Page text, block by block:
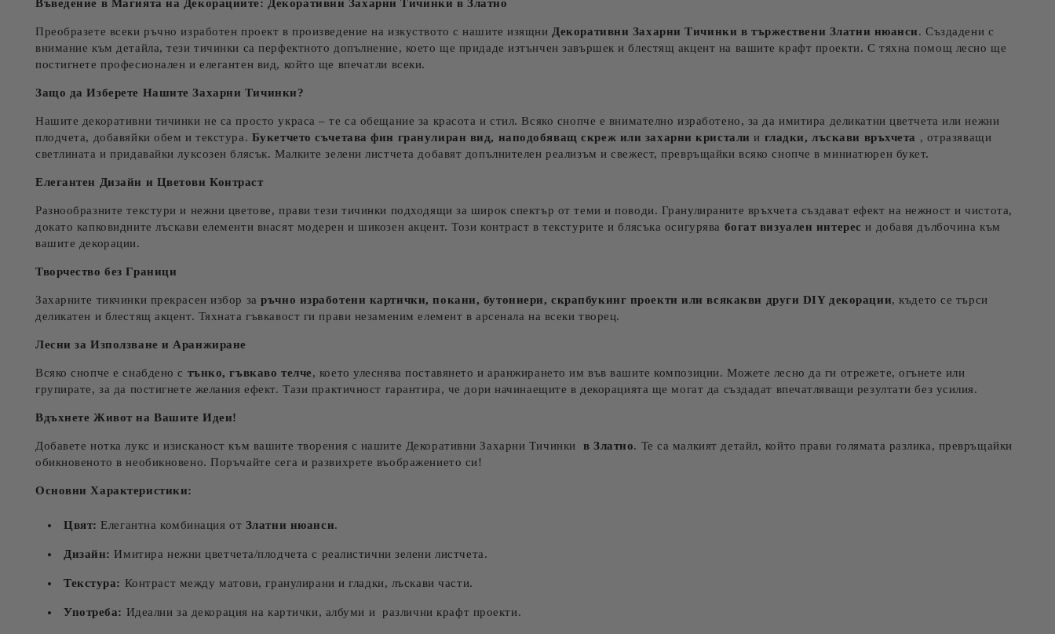
Въведение в Магията на Декорациите: Декоративни ЗахарниТичинки в Златно
Преобразете всеки ръчно изработен проект в произведение на изкуството с нашите изящни Декоративни Захарни Тичинки в тържествени Златни нюанси. Създадени с
внимание към детайла, тези тичинки са перфектното допълнение, което ще придаде изтънчен завършек и блестящ акцент на вашите крафт проекти. С тяхна помощ лесно ще
постигнете професионален и елегантен вид, който ще впечатли всеки.
Защо да Изберете Нашите Захарни Тичинки?
Нашите декоративни тичинки не са просто украса – те са обещание за красота и стил. Всяко снопче е внимателно изработено, за да имитира деликатни цветчета или нежни
плодчета, добавяйки обем и текстура. Букетчето съчетава фин гранулиран вид, наподобяващ скреж или захарни кристали и гладки, лъскави връхчета , отразяващи
светлината и придавайки луксозен блясък. Малките зелени листчета добавят допълнителен реализъм и свежест, превръщайки всяко снопче в миниатюрен букет.
Елегантен Дизайн и Цветови Контраст
Разнообразните текстури и нежни цветове, прави тези тичинки подходящи за широк спектър от теми и поводи. Гранулираните връхчета създават ефект на нежност и чистота,
докато капковидните лъскави елементи внасят модерен и шикозен акцент. Този контраст в текстурите и блясъка осигурява богат визуален интерес и добавя дълбочина към
вашите декорации.
Творчество без Граници
Захарните тикчинки прекрасен избор заръчно изработени картички, покани, бутониери, скрапбукинг проекти или всякакви други DIY декорации, където се търси
деликатен и блестящ акцент. Тяхната гъвкавост ги прави незаменим елемент в арсенала на всеки творец.
Лесни за Използване и Аранжиране
Всяко снопче е снабдено с тънко, гъвкаво телче, което улеснява поставянето и аранжирането им във вашите композиции. Можете лесно да ги отрежете, огънете или
групирате, за да постигнете желания ефект. Тази практичност гарантира, че дори начинаещите в декорацията ще могат да създадат впечатляващи резултати без усилия.
Вдъхнете Живот на Вашите Идеи!
Добавете нотка лукс и изисканост към вашите творения с нашите Декоративни Захарни Тичинки в Златно. Те са малкият детайл, който прави голямата разлика, превръщайки
обикновеното в необикновено. Поръчайте сега и развихрете въображението си!
Основни Характеристики:
Цвят: Елегантна комбинация от Златни нюанси.
Дизайн: Имитира нежни цветчета/плодчета с реалистични зелени листчета.
Текстура: Контраст между матови, гранулирани и гладки, лъскави части.
Употреба: Идеални за декорация на картички, албуми и различни крафт проекти.